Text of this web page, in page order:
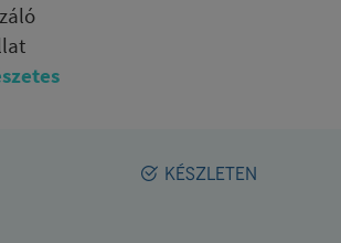
KÉSZLETEN